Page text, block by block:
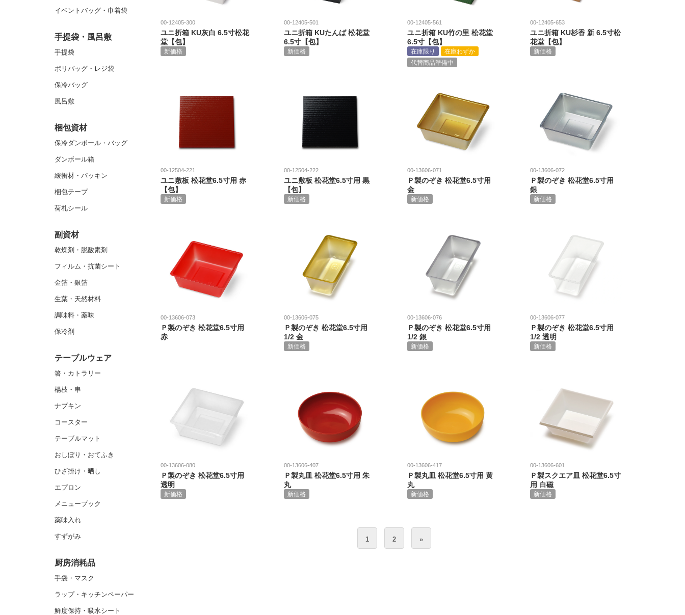
イベントバッグ・巾着袋
手提袋・風呂敷
手提袋
ポリバッグ・レジ袋
保冷バッグ
風呂敷
梱包資材
保冷ダンボール・バッグ
ダンボール箱
緩衝材・パッキン
梱包テープ
荷札シール
副資材
乾燥剤・脱酸素剤
フィルム・抗菌シート
金箔・銀箔
生葉・天然材料
調味料・薬味
保冷剤
テーブルウェア
箸・カトラリー
楊枝・串
ナプキン
コースター
テーブルマット
おしぼり・おてふき
ひざ掛け・晒し
エプロン
メニューブック
薬味入れ
すずがみ
厨房消耗品
手袋・マスク
ラップ・キッチンペーパー
鮮度保持・吸水シート
00-12405-300
ユニ折箱 KU灰白 6.5寸松花
堂【包】
新価格
00-12405-501
ユニ折箱 KUたんば 松花堂
6.5寸【包】
新価格
00-12405-561
ユニ折箱 KU竹の里 松花堂
6.5寸【包】
在庫限り
在庫わずか
代替商品準備中
00-12405-653
ユニ折箱 KU杉香 新 6.5寸松
花堂【包】
新価格
00-12504-221
ユニ敷板 松花堂6.5寸用 赤
【包】
新価格
00-12504-222
ユニ敷板 松花堂6.5寸用 黒
【包】
新価格
00-13606-071
Ｐ製のぞき 松花堂6.5寸用
金
新価格
00-13606-072
Ｐ製のぞき 松花堂6.5寸用
銀
新価格
00-13606-073
Ｐ製のぞき 松花堂6.5寸用
赤
00-13606-075
Ｐ製のぞき 松花堂6.5寸用
1/2 金
新価格
00-13606-076
Ｐ製のぞき 松花堂6.5寸用
1/2 銀
新価格
00-13606-077
Ｐ製のぞき 松花堂6.5寸用
1/2 透明
新価格
00-13606-080
Ｐ製のぞき 松花堂6.5寸用
透明
新価格
00-13606-407
Ｐ製丸皿 松花堂6.5寸用 朱
丸
新価格
00-13606-417
Ｐ製丸皿 松花堂6.5寸用 黄
丸
新価格
00-13606-601
Ｐ製スクエア皿 松花堂6.5寸
用 白磁
新価格
1 2 »